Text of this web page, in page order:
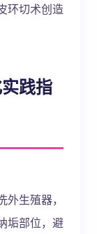
环切术创造
践指
生殖器，
垢部位，避